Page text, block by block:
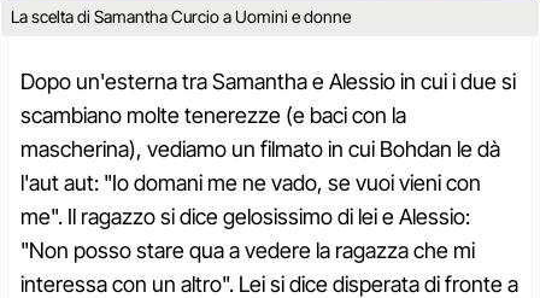
La scelta di Samantha Curcio a Uomini e donne
Dopo un'esterna tra Samantha e Alessio in cui i due si
scambiano molte tenerezze (e baci con la
mascherina), vediamo un filmato in cui Bohdan le dà
l'aut aut: "Io domani me ne vado, se vuoi vieni con
me". Il ragazzo si dice gelosissimo di lei e Alessio:
"Non posso stare qua a vedere la ragazza che mi
interessa con un altro". Lei si dice disperata di fronte a